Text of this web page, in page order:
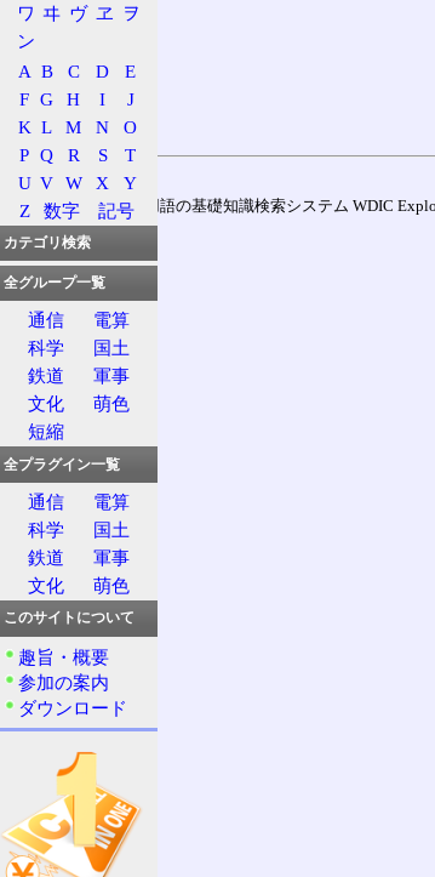
通信用語の基礎知識検索システム WDIC
ワ ヰ ヴ ヱ
ヲ
ン
A B C D
E
F G H I
J
K L M N
O
P Q R S
T
U V W X
Y
Z
数字 記号
カテゴリ検索
全グループ一覧
通信
電算
科学
国土
鉄道
軍事
文化
萌色
短縮
全プラグイン一覧
通信
電算
科学
国土
鉄道
軍事
文化
萌色
このサイトについて
趣旨・概要
参加の案内
ダウンロード